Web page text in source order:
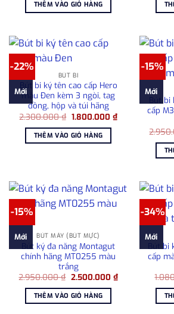
2.300.000 ₫.
2.100.000 ₫.
THÊM VÀO GIỎ HÀNG
-22%
Mới
BÚT BI
Bút bi ký tên cao cấp Hero
màu Đen kèm 3 ngòi, tag
đồng, hộp và túi hãng
2.300.000₫ Giá
là:
2.300.000 ₫.
1.800.000 ₫Giá
hiện
1.800.000 ₫.
THÊM VÀO GIỎ HÀNG
-15%
Mới
Bút
cấp
-15%
Mới BÚT MÁY (BÚT MỰC)
Bút ký đa năng Montagut
chính hãng MT0255 màu
trắng
2.950.000₫ Giá
là:
2.950.000 ₫.
2.500.000 ₫Giá
hiện
2.500.000 ₫.
THÊM VÀO GIỎ HÀNG
-34%
Mới
Bút
cấp